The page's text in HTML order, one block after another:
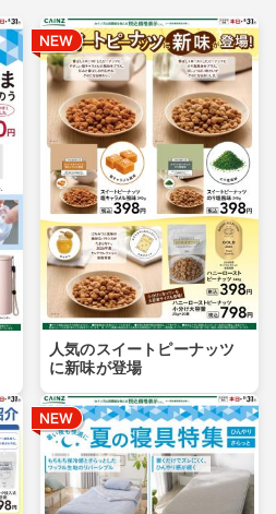
人気のスイートピーナッツ
に新味が登場